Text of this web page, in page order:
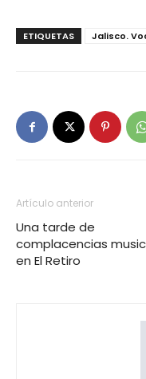
ETIQUETAS Jalisco.
Artículo anterior
Una tarde de
complacencias
en El Retiro